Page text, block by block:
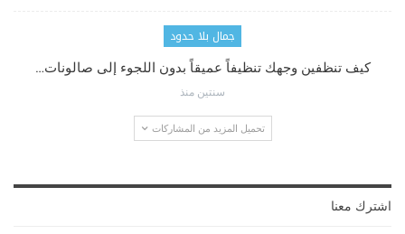
جمال بلا حدود
كيف تنظفين وجهك تنظيفاً عميقاً بدون اللجوء إلى صالونات…
سنتين منذ
تحميل المزيد من المشاركات
اشترك معنا